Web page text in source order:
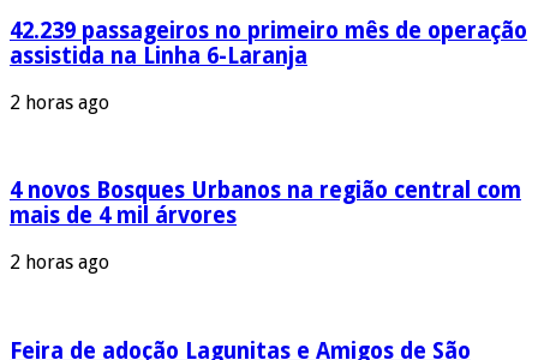
42.239 passageiros no primeiro mês de operação
assistida na Linha 6-Laranja
2 horas ago
4 novos Bosques Urbanos na região central com
mais de 4 mil árvores
2 horas ago
Feira de adoção Lagunitas e Amigos de São